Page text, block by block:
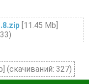
[11.45 Mb]
(cкачиваний: 327)